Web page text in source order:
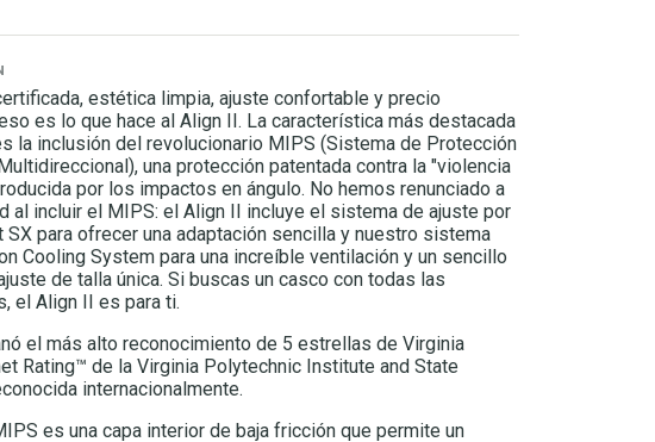
estética limpia, ajuste confortable y precio
es lo que hace al Align II. La característica más destacada
la inclusión del revolucionario MIPS (Sistema de Protección
una protección patentada contra la "violencia
por los impactos en ángulo. No hemos renunciado a
al incluir el MIPS: el Align II incluye el sistema de ajuste por
SX para ofrecer una adaptación sencilla y nuestro sistema
Cooling System para una increíble ventilación y un sencillo
de talla única. Si buscas un casco con todas las
el Align II es para ti.
el más alto reconocimiento de 5 estrellas de Virginia
Rating™ de la Virginia Polytechnic Institute and State
internacionalmente.
es una capa interior de baja fricción que permite un